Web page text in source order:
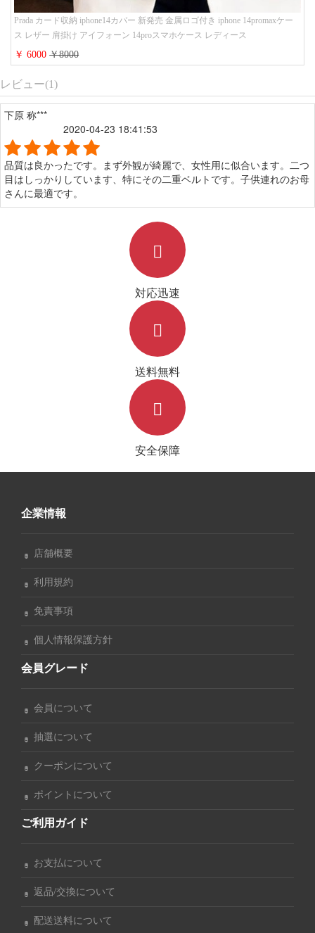
Prada カード収納 iphone14カバー 新発売 金属ロゴ付き iphone 14promaxケー
ス レザー 肩掛け アイフォーン 14proスマホケース レディース
￥ 6000￥8000
レビュー(1)
下原 称***
2020-04-23 18:41:53
品質は良かったです。まず外観が綺麗で、女性用に似合います。二つ
目はしっかりしています、特にその二重ベルトです。子供連れのお母
さんに最適です。
対応迅速
送料無料
安全保障
企業情報
店舗概要
利用規約
免責事項
個人情報保護方針
会員グレード
会員について
抽選について
クーポンについて
ポイントについて
ご利用ガイド
お支払について
返品/交換について
配送送料について